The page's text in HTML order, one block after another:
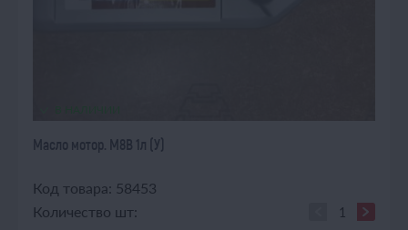
Масло мотор. М8В 1л (У)
Код товара: 58453
Количество шт: